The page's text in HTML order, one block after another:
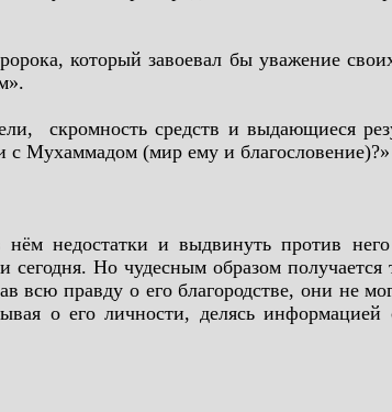
который завоевал бы уважение
скромность средств и выдающиеся
с Мухаммадом (мир ему и благословение)?»
недостатки и выдвинуть против
Но чудесным образом
правду о его благородстве, они не
о его личности, делясь